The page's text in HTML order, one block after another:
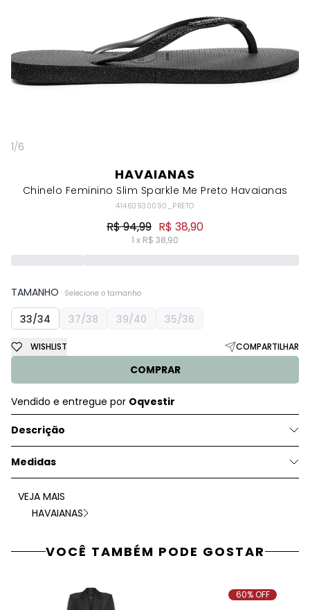
1/6
HAVAIANAS
Chinelo Feminino Slim Sparkle Me Preto Havaianas
41460930090_PRETO
R$ 94,99 R$ 38,90
1 x R$ 38,90
TAMANHO Selecione o tamanho
33/34 37/38 39/40 35/36
COMPRAR
WISHLIST COMPARTILHAR
Vendido e entregue por Oqvestir
Descrição
Medidas
VEJA MAIS
HAVAIANAS
VOCÊ TAMBÉM PODE GOSTAR
60% OFF